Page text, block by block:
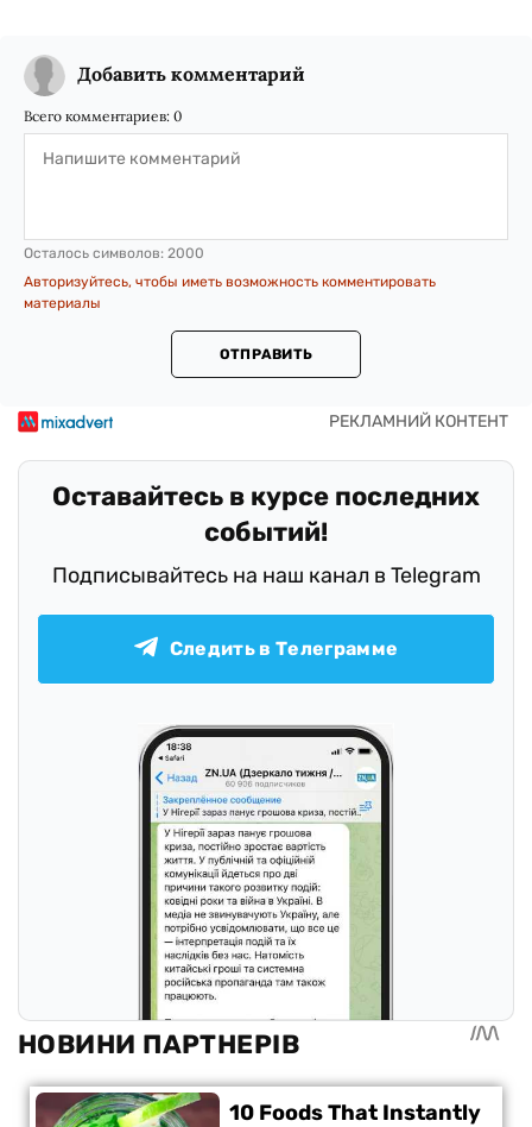
Добавить комментарий
Всего комментариев: 0
Осталось символов: 2000
Авторизуйтесь, чтобы иметь возможность комментировать
материалы
ОТПРАВИТЬ
Оставайтесь в курсе последних
событий!
Подписывайтесь на наш канал в Telegram
Следить в Телеграмме